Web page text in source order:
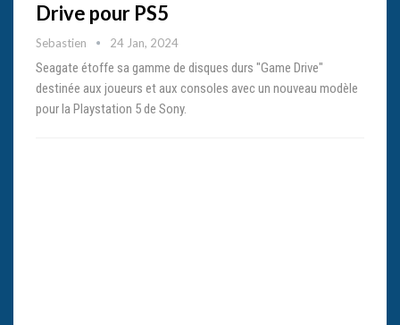
Drive pour PS5
Sebastien 24 Jan, 2024
Seagate étoffe sa gamme de disques durs "Game Drive"
destinée aux joueurs et aux consoles avec un nouveau modèle
pour la Playstation 5 de Sony.